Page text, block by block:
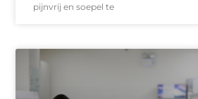
pijnvrij en soepel te